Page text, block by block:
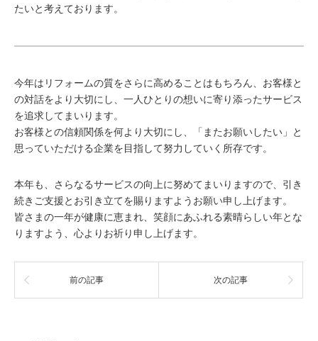
たいと考えております。
今年はリフォームの質をさらに高めることはもちろん、お客様と
の対話をより大切にし、一人ひとりの想いに寄り添ったサービス
を追求してまいります。
お客様との信頼関係を何より大切にし、「またお願いしたい」と
思っていただける企業を目指して努力していく所存です。
本年も、さらなるサービスの向上に努めてまいりますので、引き
続きご支援とお引き立てを賜りますようお願い申し上げます。
皆さまの一年が健康に恵まれ、笑顔にあふれる素晴らしい年とな
りますよう、心よりお祈り申し上げます。
前の記事 次の記事